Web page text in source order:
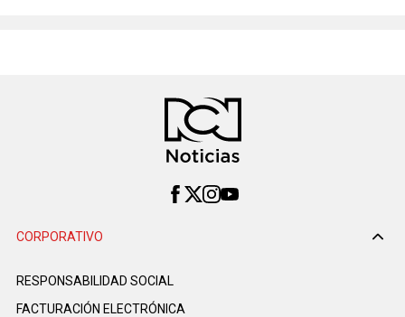
CORPORATIVO
RESPONSABILIDAD SOCIAL
FACTURACIÓN ELECTRÓNICA